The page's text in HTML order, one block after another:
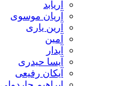
آریابد
آریان موسوی
آرین یاری
آمین
آیدار
آیسا حیدری
آیکان رفیعی